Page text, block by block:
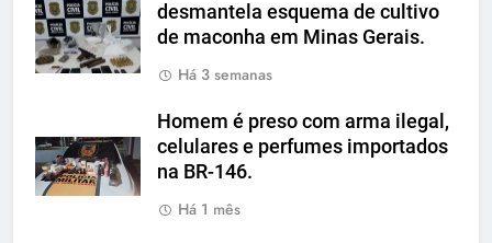
desmantela esquema de cultivo
de maconha em Minas Gerais.
Há 3 semanas
Homem é preso com arma ilegal,
celulares e perfumes importados
na BR-146.
Há 1 mês